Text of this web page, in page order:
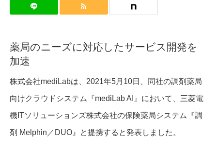
薬局のニーズに対応したサービス開発を
加速
株式会社mediLabは、2021年5月10日、同社の調剤薬局
向けクラウドシステム『mediLab AI』において、三菱電
機ITソリューションズ株式会社の保険薬局システム『調
剤 Melphin／DUO』と提携すると発表しました。